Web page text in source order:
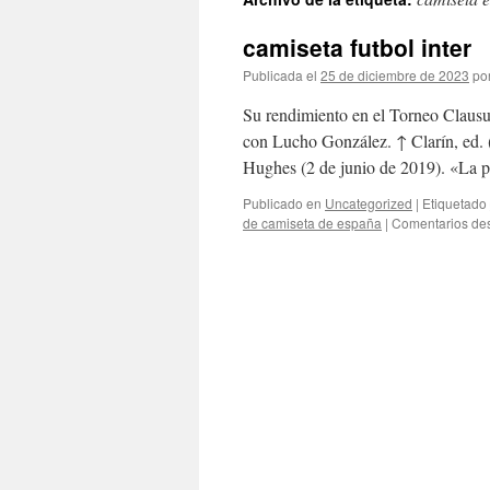
contenido
camiseta futbol inter
Publicada el 25 de diciembre de 2023
Su rendimiento en el Torneo
con Lucho González. ↑ Clarín, ed.
Hughes (2 de junio de 2019). «La
Publicado en Uncategorized | Etiquetado
de camiseta de españa | Comentarios